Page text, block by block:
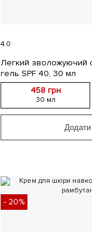
4.0
Легкий зволожуючий
гель SPF 40, 30 мл
458 грн
30 мл
- 20%